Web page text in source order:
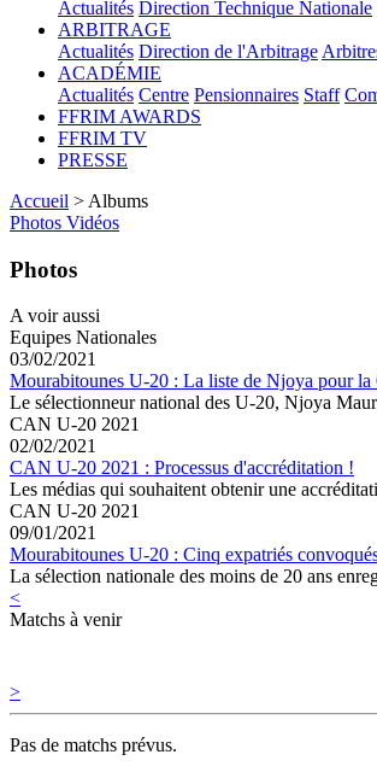
Actualités Direction Technique Nationale
ARBITRAGE
Actualités Direction de l'Arbitrage
ACADÉMIE
Actualités Centre Pensionnaires Staff
FFRIM AWARDS
FFRIM TV
PRESSE
Accueil > Albums
Photos Vidéos
Photos
A voir aussi
Equipes Nationales
03/02/2021
Mourabitounes U-20 : La liste de Njoya pour
Le sélectionneur national des U-20, Njoya
CAN U-20 2021
02/02/2021
CAN U-20 2021 : Processus d'accréditation !
Les médias qui souhaitent obtenir une
CAN U-20 2021
09/01/2021
Mourabitounes U-20 : Cinq expatriés
La sélection nationale des moins de 20 ans
<
Matchs à venir
>
Pas de matchs prévus.